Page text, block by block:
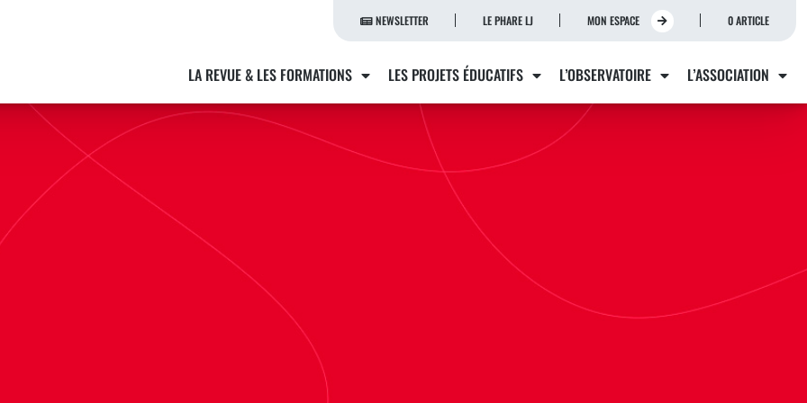
NEWSLETTER LE PHARE LJ MON ESPACE 0 ARTICLE
LA REVUE & LES FORMATIONS LES PROJETS ÉDUCATIFS L’OBSERVATOIRE L’ASSOCIATION